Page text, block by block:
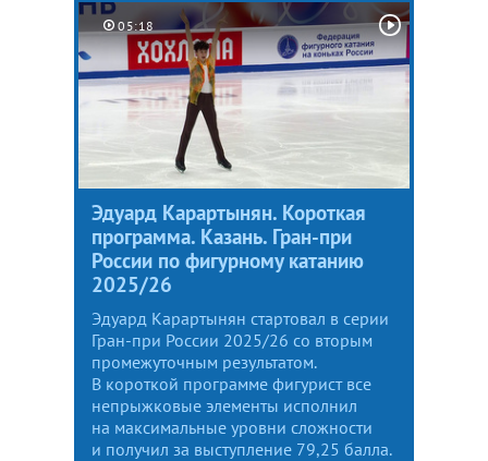
05:18
Эдуард Карартынян. Короткая
программа. Казань. Гран-при
России по фигурному катанию
2025/26
Эдуард Карартынян стартовал в серии
Гран-при России 2025/26 со вторым
промежуточным результатом.
В короткой программе фигурист все
непрыжковые элементы исполнил
на максимальные уровни сложности
и получил за выступление 79,25 балла.